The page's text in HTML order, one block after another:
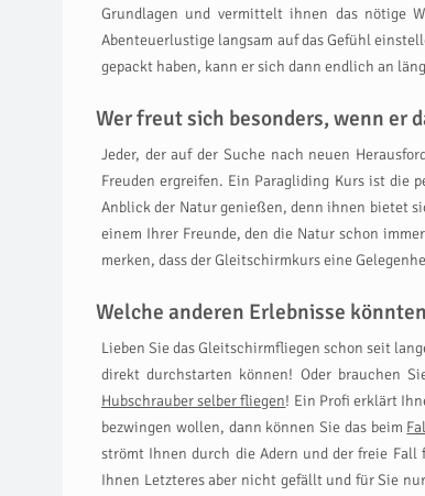
Grundlagen und vermittelt ihnen das nötige
Abenteuerlustige langsam auf das Gefühl
gepackt haben, kann er sich dann endlich an
Wer freut sich besonders, wenn er
Jeder, der auf der Suche nach neuen
Freuden ergreifen. Ein Paragliding Kurs ist die
Anblick der Natur genießen, denn ihnen bietet
einem Ihrer Freunde, den die Natur schon
merken, dass der Gleitschirmkurs eine
Welche anderen Erlebnisse
Lieben Sie das Gleitschirmfliegen schon seit
direkt durchstarten können! Oder brauchen
Hubschrauber selber fliegen! Ein Profi erklärt
bezwingen wollen, dann können Sie das beim
strömt Ihnen durch die Adern und der freie
Ihnen Letzteres aber nicht gefällt und für Sie